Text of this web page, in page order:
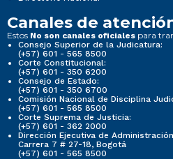
Canales de
Estos No son canales oficiales para
Consejo Superior de la Judicatura:
(+57) 601 - 565 8500
Corte Constitucional:
(+57) 601 - 350 6200
Consejo de Estado:
(+57) 601 - 350 6700
Comisión Nacional de Disciplina
(+57) 601 - 565 8500
Corte Suprema de Justicia:
(+57) 601 - 362 2000
Dirección Ejecutiva de
Carrera 7 # 27-18, Bogotá
(+57) 601 - 565 8500